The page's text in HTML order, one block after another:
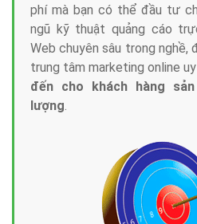
phí mà bạn có thể đầu tư
ngũ kỹ thuật quảng cáo
Web chuyên sâu trong nghề,
trung tâm marketing online
đến cho khách hàng
lượng.